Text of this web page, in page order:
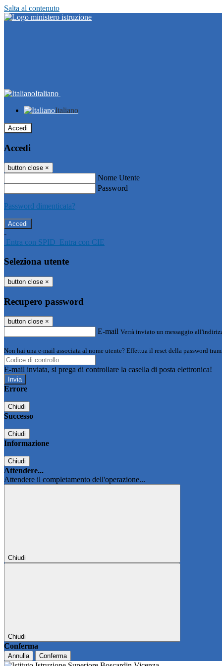
Salta al contenuto
Italiano
Italiano
Accedi
Accedi
button close ×
Nome Utente
Password
Password dimenticata?
-
Entra con SPID Entra con CIE
Seleziona utente
button close ×
Recupero password
button close ×
E-mail Verrà inviato un messaggio
Non hai una e-mail associata al nome utente? Effettua il reset della password
E-mail inviata, si prega di controllare la casella di posta elettronica!
Errore
Chiudi
Successo
Chiudi
Informazione
Chiudi
Attendere...
Attendere il completamento dell'operazione...
Chiudi
Chiudi
Conferma
Annulla Conferma